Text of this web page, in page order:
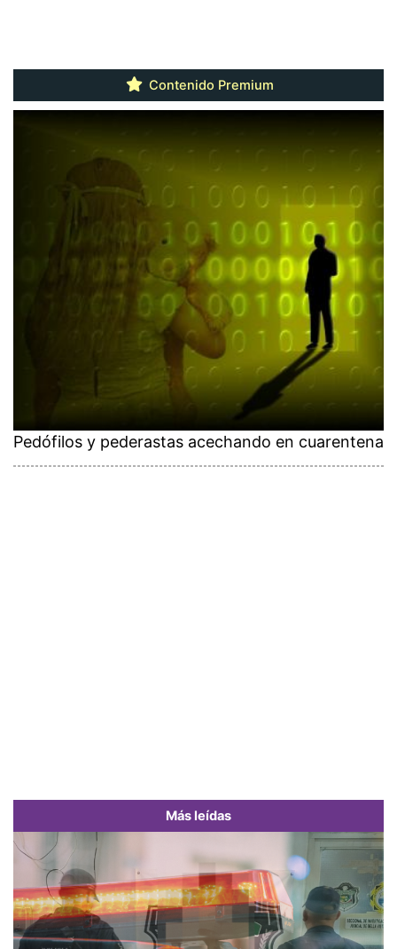
Contenido Premium
Pedófilos y pederastas acechando en cuarentena
Más leídas